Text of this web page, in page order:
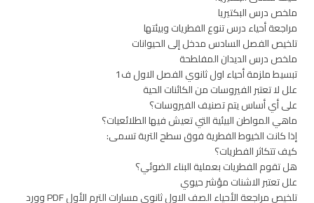
ملخص درس البكتيريا
مراجعة أحياء درس تنوع الفطريات وبيئتها
تلخيص الفصل السادس مدخل إلى الحيوانات
ملخص درس الديدان المفلطحة
تبسيط ملزمة أحياء اول ثانوي الفصل الاول ف1
علل لا تعتبر الفيروسات من الكائنات الحية
على أي أساس يتم تصنيف الفيروسات؟
ماهي المواطن البيئية التي تعيش فيها الطلائعيات؟
إذا كانت الخيوط الفطرية فوق سطح التربة تسمى:
كيف تتكاثر الفطريات؟
هل تقوم الفطريات بعملية البناء الضوئي؟
علل تعتبر الاشنات مؤشر حيوي
تلخيص مراجعة الأحياء الصف الاول ثانوي مسارات الترم الأول PDF وورد